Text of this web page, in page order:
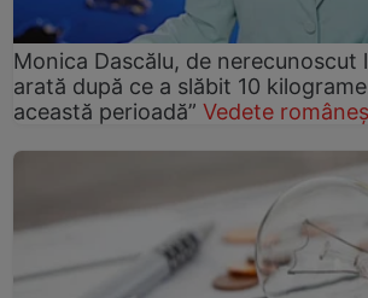
Monica Dascălu, de nerecunoscut
arată după ce a slăbit 10
această perioadă” Vedete